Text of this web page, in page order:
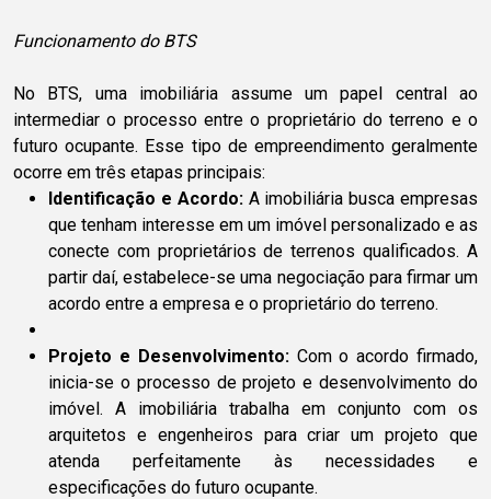
Funcionamento do BTS
No BTS, uma imobiliária assume um papel central ao
intermediar o processo entre o proprietário do terreno e o
futuro ocupante. Esse tipo de empreendimento geralmente
ocorre em três etapas principais:
Identificação e Acordo:A imobiliária busca empresas
que tenham interesse em um imóvel personalizado e as
conecte com proprietários de terrenos qualificados. A
partir daí, estabelece-se uma negociação para firmar um
acordo entre a empresa e o proprietário do terreno.
Projeto e Desenvolvimento:Com o acordo firmado,
inicia-se o processo de projeto e desenvolvimento do
imóvel. A imobiliária trabalha em conjunto com os
arquitetos e engenheiros para criar um projeto que
atenda perfeitamente às necessidades e
especificações do futuro ocupante.